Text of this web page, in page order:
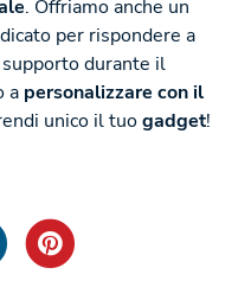
. Offriamo anche un
per rispondere a
durante il
a personalizzare con il
unico il tuogadget!